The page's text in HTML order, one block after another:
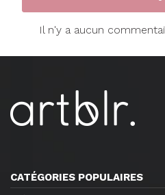
Il n'y a aucun
CATÉGORIES POPULAIRES